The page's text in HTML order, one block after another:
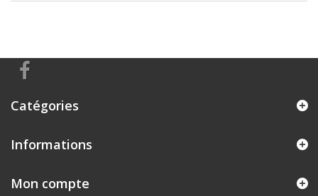
Catégories
Informations
Mon compte